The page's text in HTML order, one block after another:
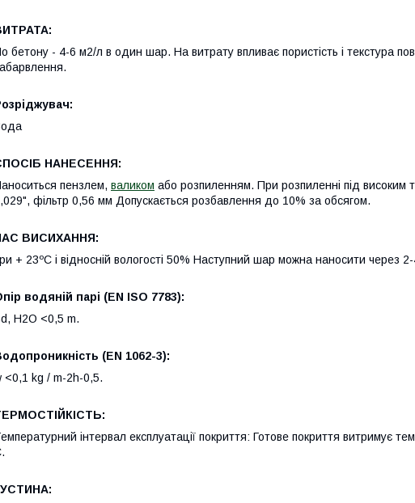
бетону - 4-6 м2/л в один шар. На витрату впливає пористість і текстура
НАНЕСЕННЯ:
пензлем, валиком або розпиленням. При розпиленні під високим
фільтр 0,56 мм Допускається розбавлення до 10% за обсягом.
ВИСИХАННЯ:
+ 23ºС і відносній вологості 50% Наступний шар можна наносити через 2-
водяній парі (EN ISO 7783):
H2O <0,5 m.
(EN 1062-3):
<0,1 kg / m-2h-0,5.
інтервал експлуатації покриття: Готове покриття витримує